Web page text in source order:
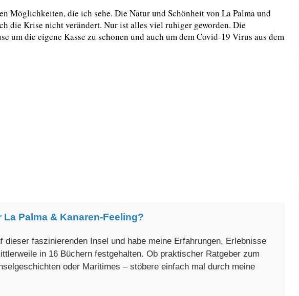
Möglichkeiten, die ich sehe. Die Natur und Schönheit von La Palma und
die Krise nicht verändert. Nur ist alles viel ruhiger geworden. Die
um die eigene Kasse zu schonen und auch um dem Covid-19 Virus aus dem
Palma & Kanaren-Feeling?
dieser faszinierenden Insel und habe meine Erfahrungen, Erlebnisse
in 16 Büchern festgehalten. Ob praktischer Ratgeber zum
oder Maritimes – stöbere einfach mal durch meine